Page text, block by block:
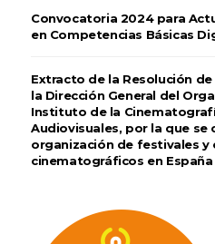
Convocatoria 2024 para
en Competencias Básicas
Extracto de la Resolución
la Dirección General del
Instituto de la
Audiovisuales, por la que se
organización de festivales y
cinematográficos en